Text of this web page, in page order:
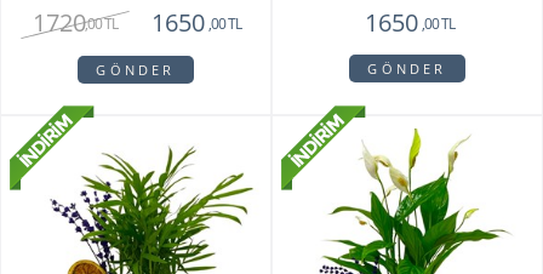
1720,00 TL 1650,00 TL
GÖNDER
1650,00 TL
GÖNDER